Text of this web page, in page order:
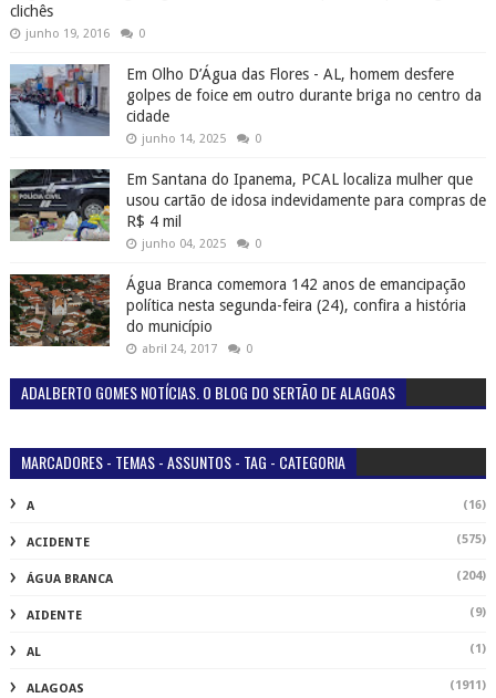
clichês
junho 19, 2016 0
Em Olho D’Água das Flores - AL, homem desfere
golpes de foice em outro durante briga no centro da
cidade
junho 14, 2025 0
Em Santana do Ipanema, PCAL localiza mulher que
usou cartão de idosa indevidamente para compras de
R$ 4 mil
junho 04, 2025 0
Água Branca comemora 142 anos de emancipação
política nesta segunda-feira (24), confira a história
do município
abril 24, 2017 0
ADALBERTO GOMES NOTÍCIAS. O BLOG DO SERTÃO DE ALAGOAS
MARCADORES - TEMAS - ASSUNTOS - TAG - CATEGORIA
A (16)
ACIDENTE (575)
ÁGUA BRANCA (204)
AIDENTE (9)
AL (1)
ALAGOAS (1911)